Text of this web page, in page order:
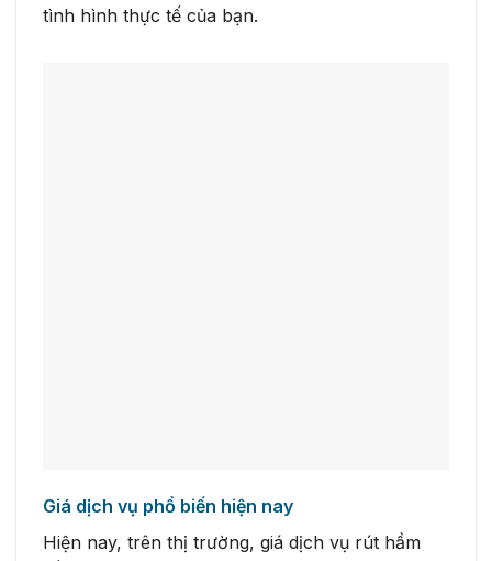
tình hình thực tế của bạn.
Giá dịch vụ phổ biến hiện nay
Hiện nay, trên thị trường, giá dịch vụ rút hầm